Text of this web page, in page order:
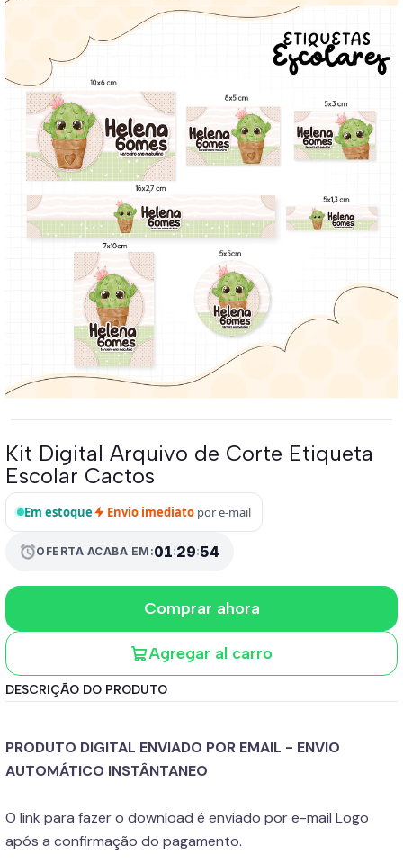
Kit Digital Arquivo de Corte Etiqueta
Escolar Cactos
Em estoque Envio imediato por e-mail
alarmOFERTA ACABA EM:01:29:52
Agregar al carro
Comprar ahora
DESCRIÇÃO DO PRODUTO
PRODUTO DIGITAL ENVIADO POR EMAIL - ENVIO
AUTOMÁTICO INSTÂNTANEO
O link para fazer o download é enviado por e-mail Logo
após a confirmação do pagamento.